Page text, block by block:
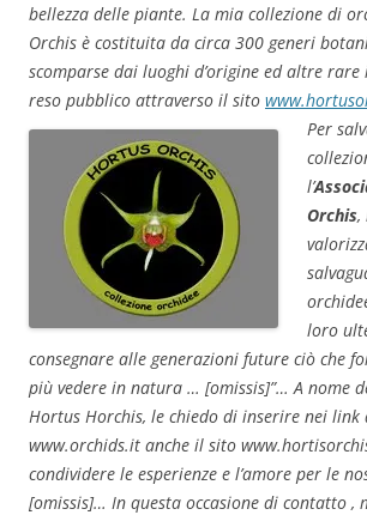
bellezza delle piante. La mia collezione di
Orchis è costituita da circa 300 generi
scomparse dai luoghi d’origine ed altre
reso pubblico attraverso il sito
Per
l’
Orchis,
loro
consegnare alle generazioni future ciò che
più vedere in natura … [omissis]”… A nome
Hortus Horchis, le chiedo di inserire nei link
www.orchids.it anche il sito
condividere le esperienze e l’amore per le
[omissis]… In questa occasione di contatto ,